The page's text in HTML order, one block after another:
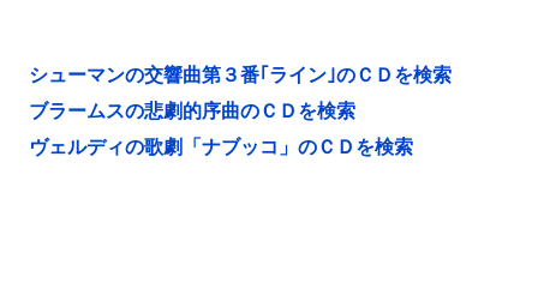
シューマンの交響曲第３番｢ライン｣のＣＤを検索
ブラームスの悲劇的序曲のＣＤを検索
ヴェルディの歌劇「ナブッコ」のＣＤを検索